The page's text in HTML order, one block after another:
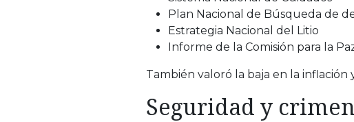
Plan Nacional de Búsqueda de
Estrategia Nacional del Litio
Informe de la Comisión para la
También valoró la baja en la
Seguridad y